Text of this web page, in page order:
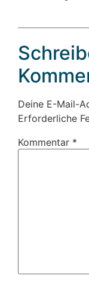
Deine E-Mail-
Erforderliche
Kommentar *